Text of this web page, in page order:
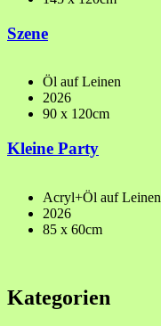
Szene
Öl auf Leinen
2026
90 x 120cm
Kleine Party
Acryl+Öl auf Leinen
2026
85 x 60cm
Kategorien